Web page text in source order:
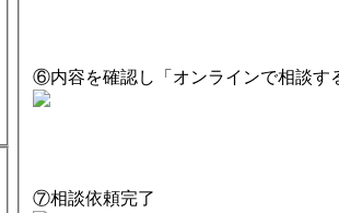
⑥内容を確認し「オンラインで相談す
⑦相談依頼完了